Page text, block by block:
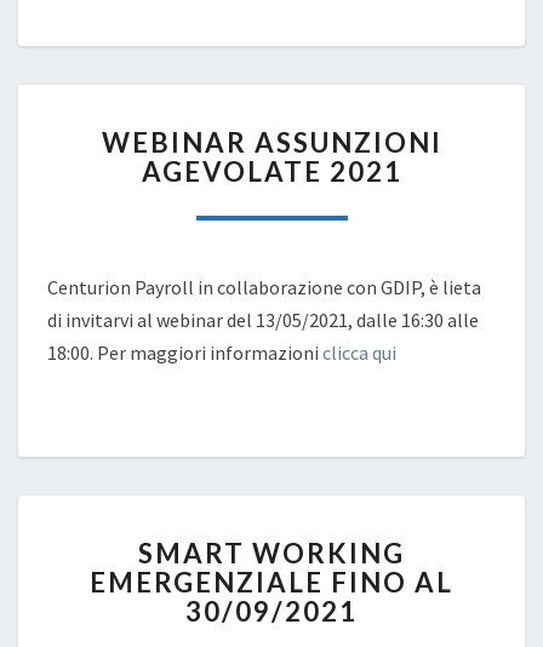
ASSUNZIONI
AGEVOLATE
WEBINAR ASSUNZIONI
AGEVOLATE 2021
Centurion Payroll in collaborazione con GDIP, è lieta
di invitarvi al webinar del 13/05/2021, dalle 16:30 alle
18:00. Per maggiori informazioni clicca qui
WORKING
EMERGENZIALE
FINO
SMART WORKING
EMERGENZIALE FINO AL
30/09/2021